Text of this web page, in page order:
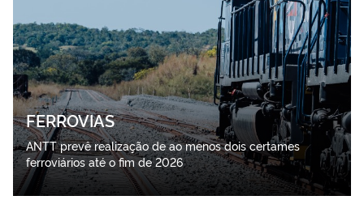
FERROVIAS
ANTT prevê realização de ao menos dois certames
ferroviários até o fim de 2026